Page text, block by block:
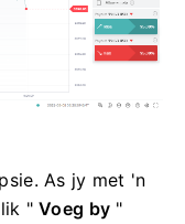
As jy met 'n
"Voeg by "